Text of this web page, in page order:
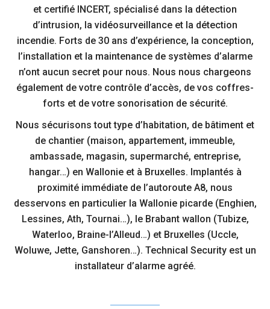
et certifié INCERT, spécialisé dans la détection
d’intrusion, la vidéosurveillance et la détection
incendie. Forts de 30 ans d’expérience, la conception,
l’installation et la maintenance de systèmes d’alarme
n’ont aucun secret pour nous. Nous nous chargeons
également de votre contrôle d’accès, de vos coffres-
forts et de votre sonorisation de sécurité.
Nous sécurisons tout type d’habitation, de bâtiment et
de chantier (maison, appartement, immeuble,
ambassade, magasin, supermarché, entreprise,
hangar…) en Wallonie et à Bruxelles. Implantés à
proximité immédiate de l’autoroute A8, nous
desservons en particulier la Wallonie picarde (Enghien,
Lessines, Ath, Tournai…), le Brabant wallon (Tubize,
Waterloo, Braine-l’Alleud…) et Bruxelles (Uccle,
Woluwe, Jette, Ganshoren…). Technical Security est un
installateur d’alarme agréé.